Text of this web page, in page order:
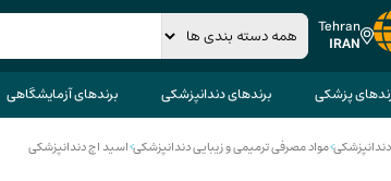
Tehran
IRAN
پزشکی برندهای دندانپزشکی برندهای آزمایشگاهی
>مواد مصرفی ترمیمی و زیبایی دندانپزشکی>اسید اچ دندانپزشکی